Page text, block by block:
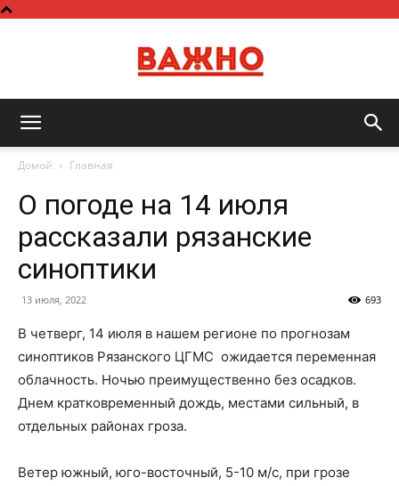
Домой Главная
О погоде на 14 июля
рассказали рязанские
синоптики
13 июля, 2022 693
В четверг, 14 июля в нашем регионе по прогнозам
синоптиков Рязанского ЦГМС ожидается переменная
облачность. Ночью преимущественно без осадков.
Днем кратковременный дождь, местами сильный, в
отдельных районах гроза.
Ветер южный, юго-восточный, 5-10 м/с, при грозе